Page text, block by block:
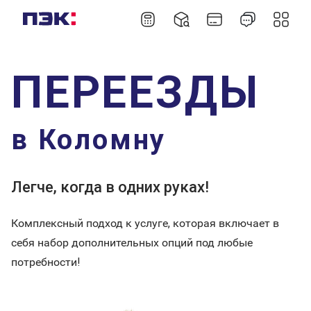
ПЕРЕЕЗДЫ
в Коломну
Легче, когда в одних руках!
Комплексный подход к услуге, которая включает в
себя набор дополнительных опций под любые
потребности!